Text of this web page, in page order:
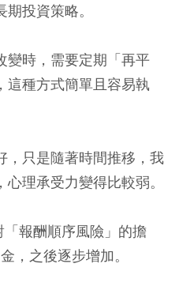
投資策略。
變時，需要定期「再平
這種方式簡單且容易執
，只是隨著時間推移，我
理承受力變得比較弱。
報酬順序風險」的擔
，之後逐步增加。